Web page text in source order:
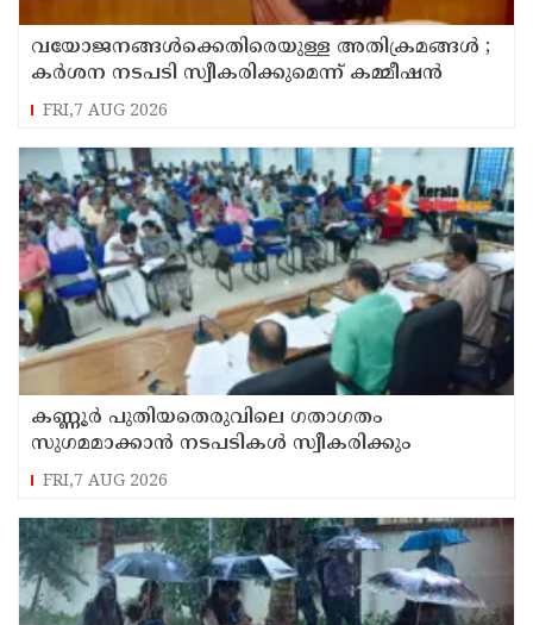
വയോജനങ്ങൾക്കെതിരെയുള്ള അതിക്രമങ്ങൾ ;
കർശന നടപടി സ്വീകരിക്കുമെന്ന് കമ്മീഷൻ
FRI,7 AUG 2026
കണ്ണൂർ പുതിയതെരുവിലെ ഗതാഗതം
സുഗമമാക്കാന്‍ നടപടികള്‍ സ്വീകരിക്കും
FRI,7 AUG 2026